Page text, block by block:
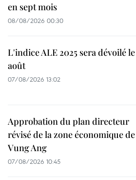
en sept mois
08/08/2026 00:30
L'indice ALE 2025 sera dévoilé le
août
07/08/2026 13:02
Approbation du plan directeur
révisé de la zone économique de
Vung Ang
07/08/2026 10:45